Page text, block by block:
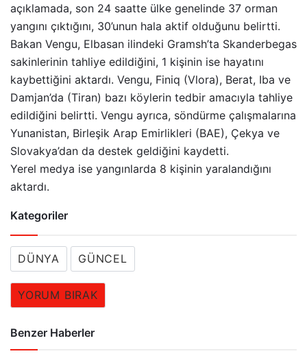
açıklamada, son 24 saatte ülke genelinde 37 orman
yangını çıktığını, 30’unun hala aktif olduğunu belirtti.
Bakan Vengu, Elbasan ilindeki Gramsh’ta Skanderbegas
sakinlerinin tahliye edildiğini, 1 kişinin ise hayatını
kaybettiğini aktardı. Vengu, Finiq (Vlora), Berat, Iba ve
Damjan’da (Tiran) bazı köylerin tedbir amacıyla tahliye
edildiğini belirtti. Vengu ayrıca, söndürme çalışmalarına
Yunanistan, Birleşik Arap Emirlikleri (BAE), Çekya ve
Slovakya’dan da destek geldiğini kaydetti.
Yerel medya ise yangınlarda 8 kişinin yaralandığını
aktardı.
Kategoriler
DÜNYA GÜNCEL
YORUM BIRAK
Benzer Haberler